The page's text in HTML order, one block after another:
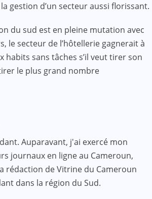
gestion d’un secteur aussi florissant.
du sud est en pleine mutation avec
le secteur de l’hôtellerie gagnerait à
habits sans tâches s’il veut tirer son
le plus grand nombre
Auparavant, j'ai exercé mon
journaux en ligne au Cameroun,
rédaction de Vitrine du Cameroun
dans la région du Sud.